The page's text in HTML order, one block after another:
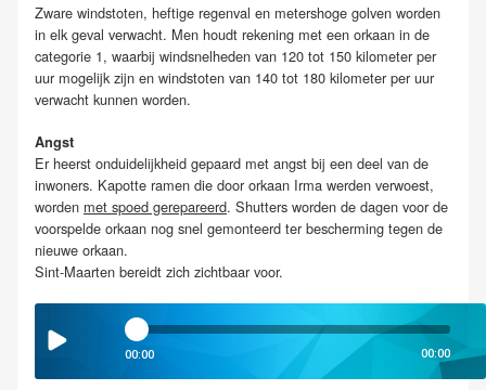
Zware windstoten, heftige regenval en metershoge golven worden
in elk geval verwacht. Men houdt rekening met een orkaan in de
categorie 1, waarbij windsnelheden van 120 tot 150 kilometer per
uur mogelijk zijn en windstoten van 140 tot 180 kilometer per uur
verwacht kunnen worden.
Angst
Er heerst onduidelijkheid gepaard met angst bij een deel van de
inwoners. Kapotte ramen die door orkaan Irma werden verwoest,
worden met spoed gerepareerd. Shutters worden de dagen voor de
voorspelde orkaan nog snel gemonteerd ter bescherming tegen de
nieuwe orkaan.
Sint-Maarten bereidt zich zichtbaar voor.
00:00 00:00